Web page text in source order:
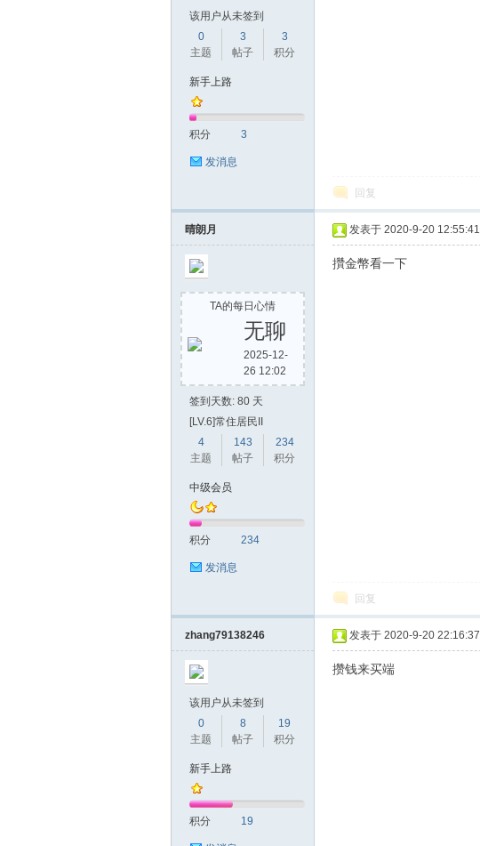
该用户从未签到
0
主题
3
帖子
3
积分
新手上路
积分 3
发消息
回复
晴朗月
TA的每日心情
无聊
2025-12-
26 12:02
签到天数: 80 天
[LV.6]常住居民II
4
主题
143
帖子
234
积分
中级会员
积分 234
发消息
发表于 2020-9-20 12:55:41
攢金幣看一下
回复
zhang79138246
该用户从未签到
0
主题
8
帖子
19
积分
新手上路
积分 19
发表于 2020-9-20 22:16:37
攒钱来买端